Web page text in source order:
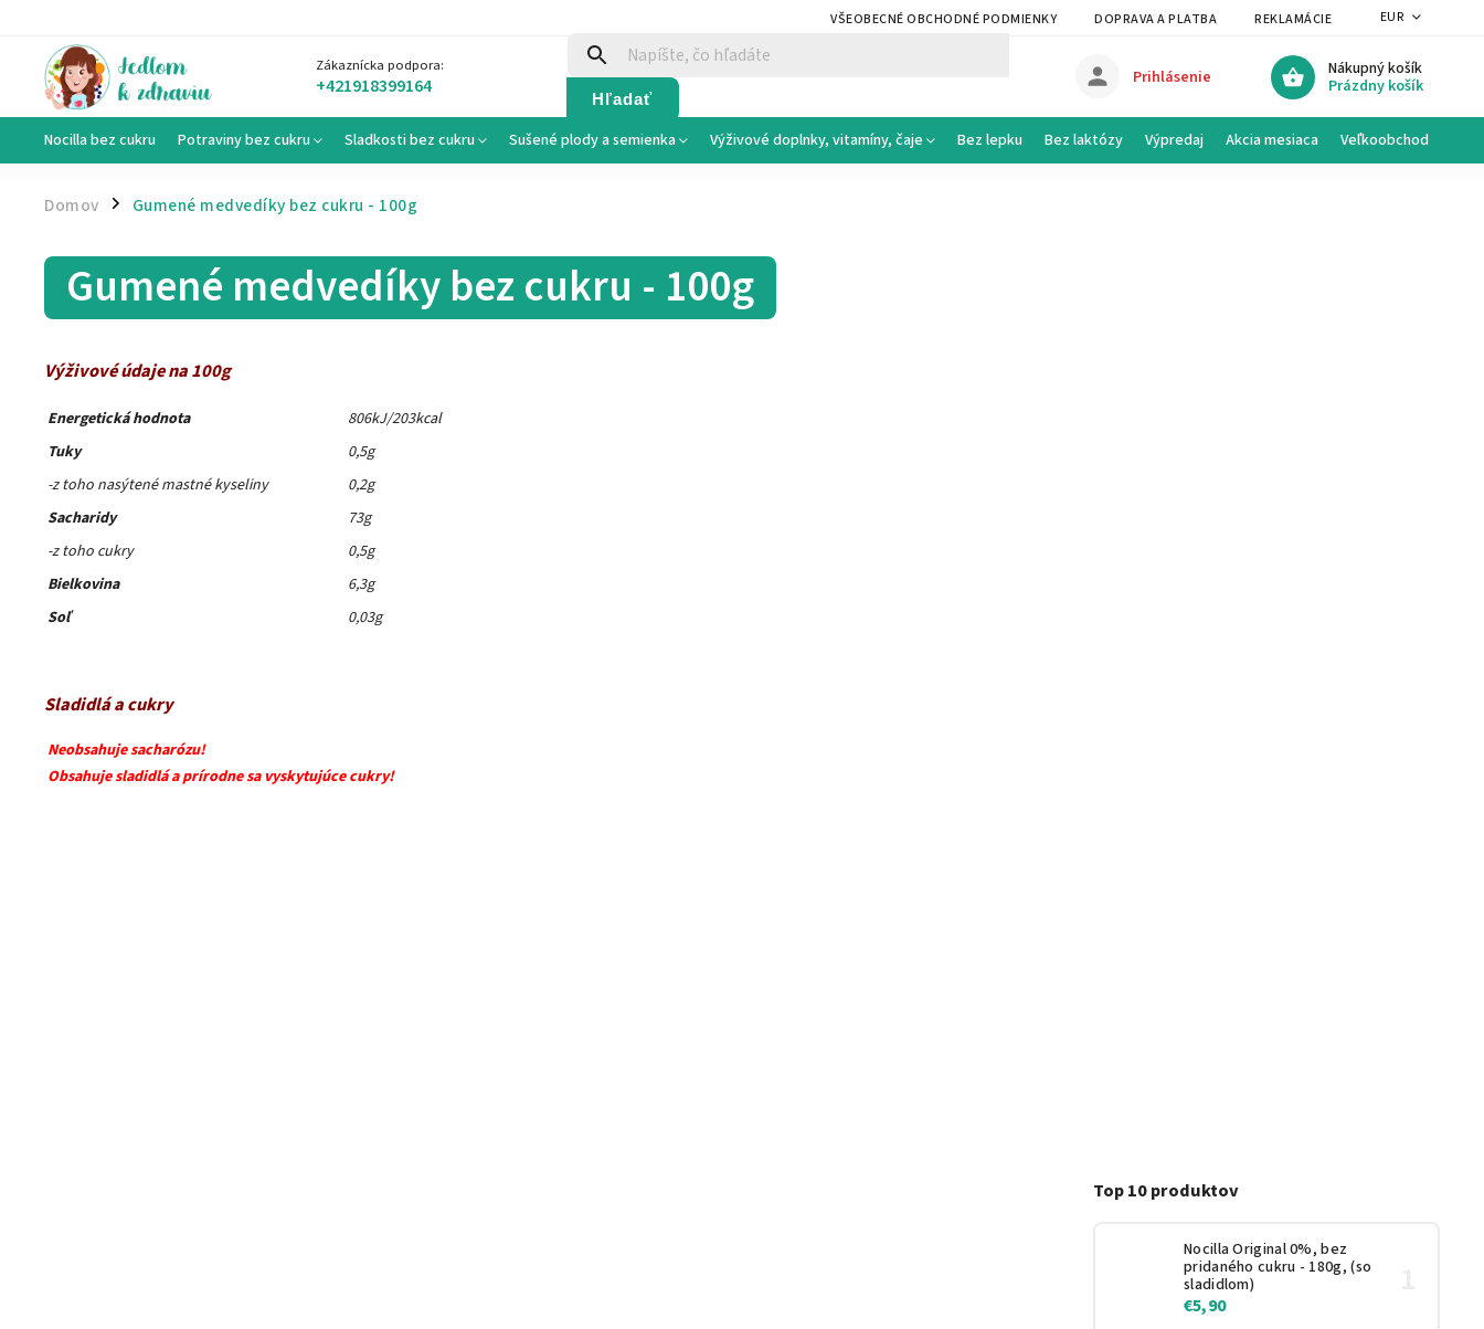
VŠEOBECNÉ OBCHODNÉ PODMIENKY DOPRAVA A PLATBA REKLAMÁCIE A VRÁTENIE
EUR
Zákaznícka podpora:
+421918399164 Hľadať
Nákupný košík
Prázdny košík
Prihlásenie
Nocilla bez cukru Potraviny bez cukru Sladkosti bez cukru Sušené plody a semienka Výživové doplnky, vitamíny, čaje Bez lepku Bez laktózy Výpredaj Akcia mesiaca Veľkoobchod
Domov / Gumené medvedíky bez cukru - 100g
Top 10 produktov
Nocilla Original 0%, bez
pridaného cukru - 180g, (so
sladidlom)
€5,90
Gumené medvedíky bez cukru - 100g
Výživové údaje na 100g
Energetická hodnota
806kJ/203kcal
Tuky
0,5g
-z toho nasýtené mastné kyseliny
0,2g
Sacharidy
73g
-z toho cukry
0,5g
Bielkovina
6,3g
Soľ
0,03g
Sladidlá a cukry
Neobsahuje sacharózu!
Obsahuje sladidlá a prírodne sa vyskytujúce cukry!